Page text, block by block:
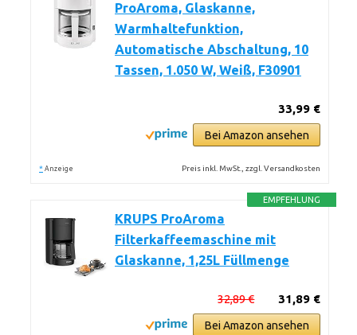
ProAroma, Glaskanne,
Warmhaltefunktion,
Automatische Abschaltung, 10
Tassen, 1.050 W, Weiß, F30901
33,99 €
Bei Amazon ansehen
* Anzeige Preis inkl. MwSt., zzgl. Versandkosten
EMPFEHLUNG
KRUPS ProAroma
Filterkaffeemaschine mit
Glaskanne, 1,25L Füllmenge
31,89 €
32,89 €
Bei Amazon ansehen